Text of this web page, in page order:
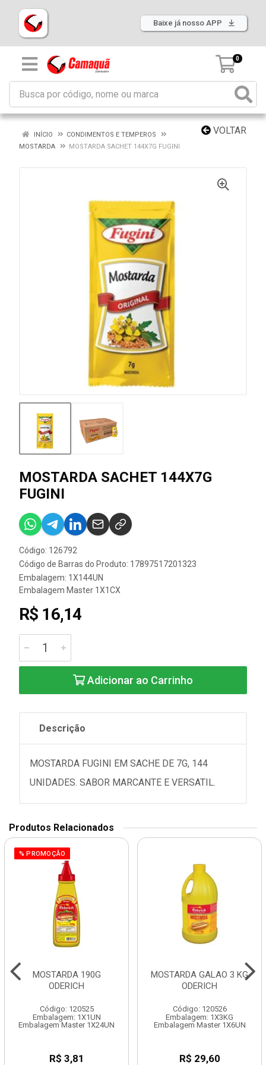
Baixe já nosso APP
0
VOLTAR
INÍCIO
CONDIMENTOS E TEMPEROS
MOSTARDA
MOSTARDA SACHET 144X7G FUGINI
MOSTARDA SACHET 144X7G
FUGINI
Código: 126792
Código de Barras do Produto: 17897517201323
Embalagem: 1X144UN
Embalagem Master 1X1CX
R$ 16,14
Adicionar ao Carrinho
Descrição
MOSTARDA FUGINI EM SACHE DE 7G, 144
UNIDADES. SABOR MARCANTE E VERSATIL.
Produtos Relacionados
% PROMOÇÃO
MOSTARDA 190G
ODERICH
Código: 120525
Embalagem: 1X1UN
Embalagem Master 1X24UN
R$ 3,81
MOSTARDA GALAO 3 KG
ODERICH
Código: 120526
Embalagem: 1X3KG
Embalagem Master 1X6UN
R$ 29,60